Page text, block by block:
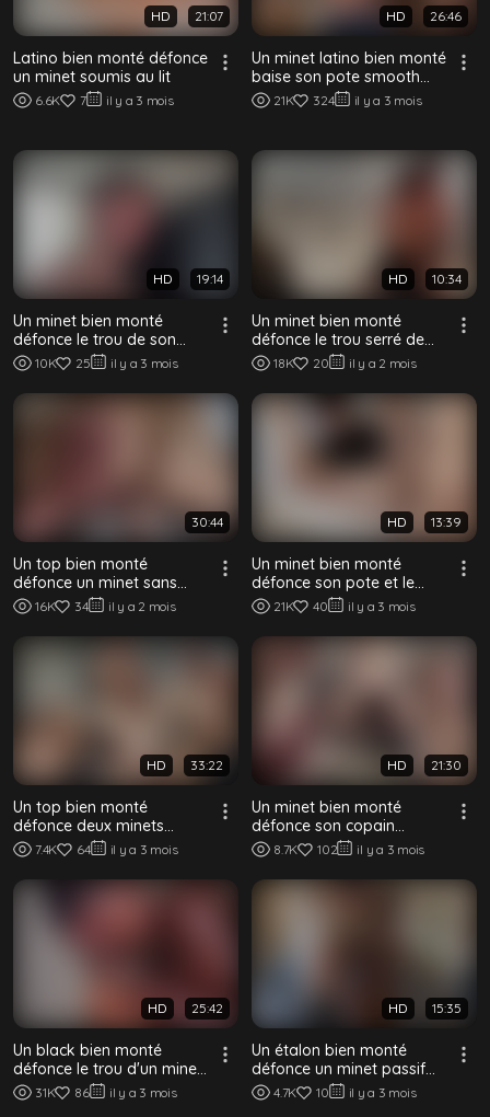
HD 21:07
Latino bien monté défonce
un minet soumis au lit
6.6K 7 il y a 3 mois
HD 26:46
Un minet latino bien monté
baise son pote smooth
sans capote
21K 324 il y a 3 mois
HD 19:14
Un minet bien monté
défonce le trou de son
mec avec son énorme bite
crue
10K 25 il y a 3 mois
HD 10:34
Un minet bien monté
défonce le trou serré de
son passif sans capote
18K 20 il y a 2 mois
30:44
Un top bien monté
défonce un minet sans
capote sur le lit
16K 34 il y a 2 mois
HD 13:39
Un minet bien monté
défonce son pote et le
laisse béant
21K 40 il y a 3 mois
HD 33:22
Un top bien monté
défonce deux minets
soumis sans capote
7.4K 64 il y a 3 mois
HD 21:30
Un minet bien monté
défonce son copain
smooth sur le canapé
8.7K 102 il y a 3 mois
HD 25:42
Un black bien monté
défonce le trou d'un minet
mince sans capote –
Bareback interr...
31K 86 il y a 3 mois
HD 15:35
Un étalon bien monté
défonce un minet passif
sans capote avec sa bite
énorme
4.7K 10 il y a 3 mois